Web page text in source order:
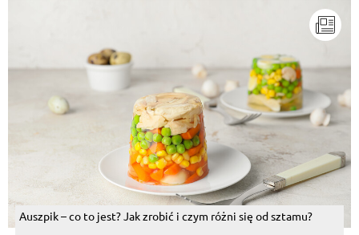
Auszpik – co to jest? Jak zrobić i czym różni się od sztamu?